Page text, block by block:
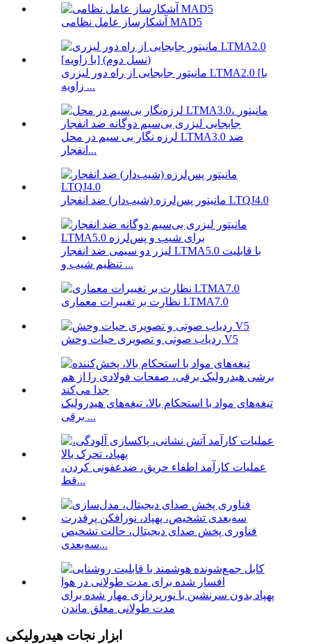
آشکارساز عامل نظامی MAD5
مانیتور جابجایی از راه دور لیزری LTMA2.0 [با
زاویه ...
لرزه نگار بی سیم در محل LTMA3.0 ضد
انفجار...
مانیتور پس‌لرزه (شیب‌دار) ضد انفجار LTQJ4.0
لیزر دو سیمی ضد انفجار LTMA5.0 با قابلیت
تنظیم شیب و ...
نظارت بر تغییرات معماری LTMA7.0
ردیاب صوتی و تصویری حیات وحش V5
تیغه‌های مواد با استحکام بالا، تیغه‌های هیدرولیک
برقی ...
عملیات کارآمد اطفاء حریق، ضدعفونی کردن،
قط...
فناوری پخش صدای دیجیتال، حالت تشخیص
سه‌بعدی...
پهپاد بدون سرنشین با نورپردازی مهار شده برای
مدت طولانی معلق ماندن
ابزار نجات هیدرولیکی